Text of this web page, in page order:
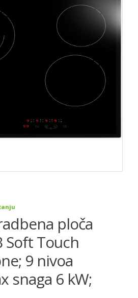
ploča
Soft Touch
9 nivoa
snaga 6 kW;